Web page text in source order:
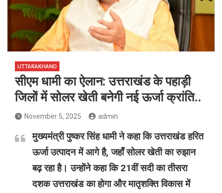
UTTARAKHAND
सीएम धामी का ऐलान: उत्तराखंड के पहाड़ी
जिलों में सोलर खेती बनेगी नई ऊर्जा क्रांति..
November 5, 2025 admin
मुख्यमंत्री पुष्कर सिंह धामी ने कहा कि उत्तराखंड हरित
ऊर्जा उत्पादन में आगे है, जहाँ सोलर खेती का रुझान
बढ़ रहा है। उन्होंने कहा कि 21वीं सदी का तीसरा
दशक उत्तराखंड का होगा और मातृशक्ति विकास में